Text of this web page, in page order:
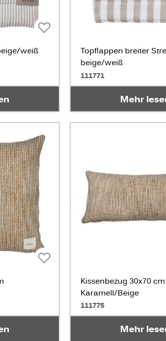
weiß
Topflappen breiter
beige/weiß
111771
Mehr
Kissenbezug 30x70 cm
Karamell/Beige
111775
Mehr